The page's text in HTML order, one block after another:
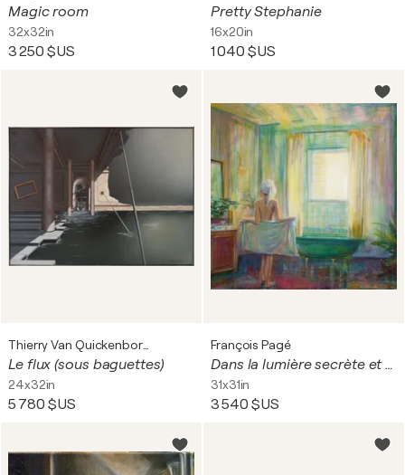
Magic room
32x32in
3 250 $US
Pretty Stephanie
16x20in
1 040 $US
Thierry Van Quickenborne
Le flux (sous baguettes)
24x32in
5 780 $US
François Pagé
Dans la lumière secrète et cruelle des après-midi d'été, on se donnait rendez-vous dans des hôtels désuets, les chats passaient par la fenêtre comme des amants pressés.
31x31in
3 540 $US